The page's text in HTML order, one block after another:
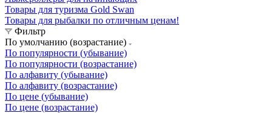
Товары для туризма Gold Swan
Товары для рыбалки по отличным ценам!
Фильтр
По умолчанию (возрастание)
По популярности (убывание)
По популярности (возрастание)
По алфавиту (убывание)
По алфавиту (возрастание)
По цене (убывание)
По цене (возрастание)